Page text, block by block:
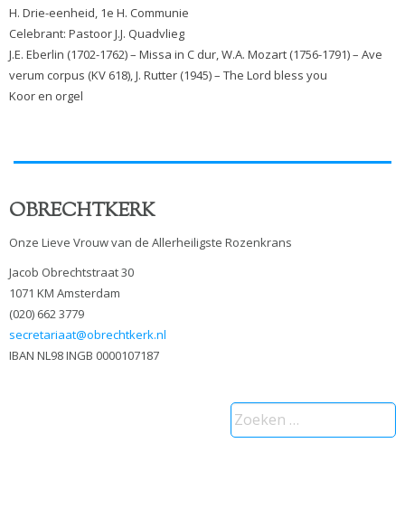
H. Drie-eenheid, 1e H. Communie
Celebrant: Pastoor J.J. Quadvlieg
J.E. Eberlin (1702-1762) – Missa in C dur, W.A. Mozart (1756-1791) – Ave
verum corpus (KV 618), J. Rutter (1945) – The Lord bless you
Koor en orgel
OBRECHTKERK
Onze Lieve Vrouw van de Allerheiligste Rozenkrans
Jacob Obrechtstraat 30
1071 KM Amsterdam
(020) 662 3779
secretariaat@obrechtkerk.nl
IBAN NL98 INGB 0000107187
Zoeken
naar: